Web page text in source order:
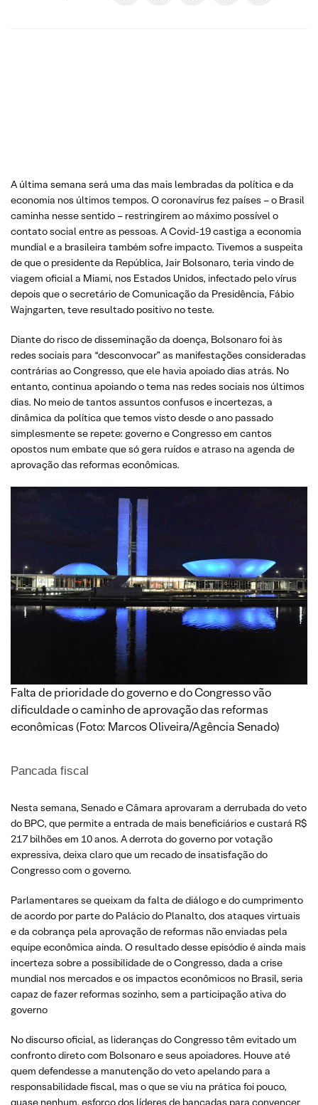
A última semana será uma das mais lembradas da política e da
economia nos últimos tempos. O coronavírus fez países – o Brasil
caminha nesse sentido – restringirem ao máximo possível o
contato social entre as pessoas. A Covid-19 castiga a economia
mundial e a brasileira também sofre impacto. Tivemos a suspeita
de que o presidente da República, Jair Bolsonaro, teria vindo de
viagem oficial a Miami, nos Estados Unidos, infectado pelo vírus
depois que o secretário de Comunicação da Presidência, Fábio
Wajngarten, teve resultado positivo no teste.
Diante do risco de disseminação da doença, Bolsonaro foi às
redes sociais para “desconvocar” as manifestações consideradas
contrárias ao Congresso, que ele havia apoiado dias atrás. No
entanto, continua apoiando o tema nas redes sociais nos últimos
dias. No meio de tantos assuntos confusos e incertezas, a
dinâmica da política que temos visto desde o ano passado
simplesmente se repete: governo e Congresso em cantos
opostos num embate que só gera ruídos e atraso na agenda de
aprovação das reformas econômicas.
Falta de prioridade do governo e do Congresso vão
dificuldade o caminho de aprovação das reformas
econômicas (Foto: Marcos Oliveira/Agência Senado)
Pancada fiscal
Nesta semana, Senado e Câmara aprovaram a derrubada do veto
do BPC, que permite a entrada de mais beneficiários e custará R$
217 bilhões em 10 anos. A derrota do governo por votação
expressiva, deixa claro que um recado de insatisfação do
Congresso com o governo.
Parlamentares se queixam da falta de diálogo e do cumprimento
de acordo por parte do Palácio do Planalto, dos ataques virtuais
e da cobrança pela aprovação de reformas não enviadas pela
equipe econômica ainda. O resultado desse episódio é ainda mais
incerteza sobre a possibilidade de o Congresso, dada a crise
mundial nos mercados e os impactos econômicos no Brasil, seria
capaz de fazer reformas sozinho, sem a participação ativa do
governo
No discurso oficial, as lideranças do Congresso têm evitado um
confronto direto com Bolsonaro e seus apoiadores. Houve até
quem defendesse a manutenção do veto apelando para a
responsabilidade fiscal, mas o que se viu na prática foi pouco,
quase nenhum, esforço dos líderes de bancadas para convencer